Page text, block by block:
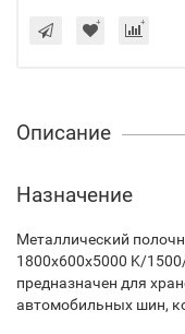
Описание
Назначение
Металлический
1800х600х5000 K/
предназначен для
автомобильных шин,